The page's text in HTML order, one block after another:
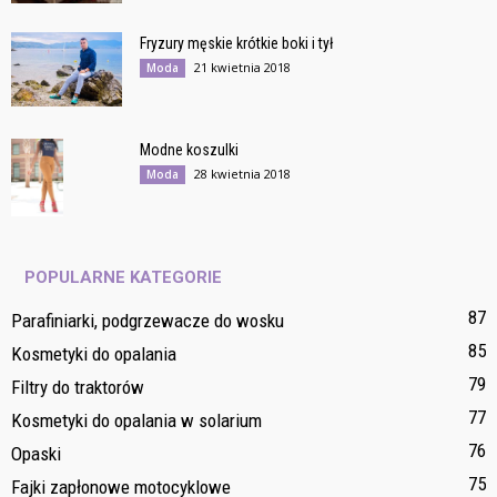
Fryzury męskie krótkie boki i tył
Moda 21 kwietnia 2018
Modne koszulki
Moda 28 kwietnia 2018
POPULARNE KATEGORIE
Parafiniarki, podgrzewacze do wosku
87
Kosmetyki do opalania
85
Filtry do traktorów
79
Kosmetyki do opalania w solarium
77
Opaski
76
Fajki zapłonowe motocyklowe
75